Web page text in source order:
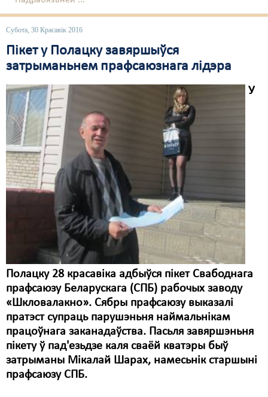
Субота, 30 Красавік 2016
Пікет у Полацку завяршыўся
затрыманьнем прафсаюзнага лідэра
У
Полацку 28 красавіка адбыўся пікет Свабоднага
прафсаюзу Беларускага (СПБ) рабочых заводу
«Шкловалакно». Сябры прафсаюзу выказалі
пратэст супраць парушэньня наймальнікам
працоўнага заканадаўства. Пасьля завяршэньня
пікету ў пад'езьдзе каля сваёй кватэры быў
затрыманы Мікалай Шарах, намесьнік старшыні
прафсаюзу СПБ.